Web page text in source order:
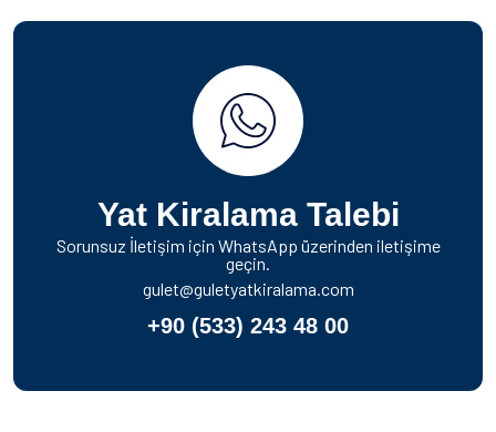
Yat Kiralama Talebi
Sorunsuz İletişim için WhatsApp üzerinden iletişime
geçin.
gulet@guletyatkiralama.com
+90 (533) 243 48 00